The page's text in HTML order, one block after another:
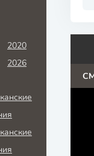
2020
2026